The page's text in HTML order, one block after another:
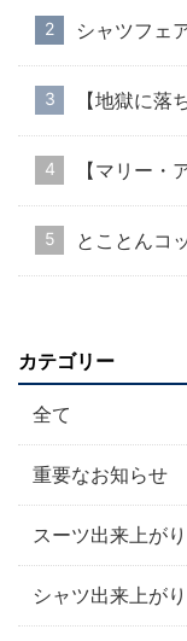
シャツフェ
【地獄に
【マリー・
とことんコ
カテゴリー
全て
重要なお知らせ
スーツ出来上がり
シャツ出来上がり